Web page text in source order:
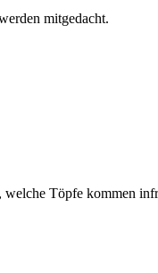
mitgedacht.
Töpfe kommen